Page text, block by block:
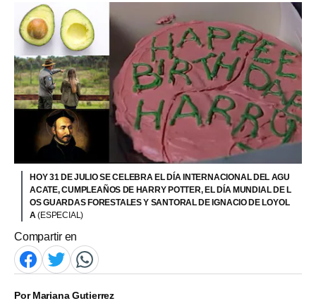
HOY 31 DE JULIO SE CELEBRA EL DÍA INTERNACIONAL DEL AGU
ACATE, CUMPLEAÑOS DE HARRY POTTER, EL DÍA MUNDIAL DE L
OS GUARDAS FORESTALES Y SANTORAL DE IGNACIO DE LOYOL
A(ESPECIAL)
Compartir en
PorMariana Gutierrez